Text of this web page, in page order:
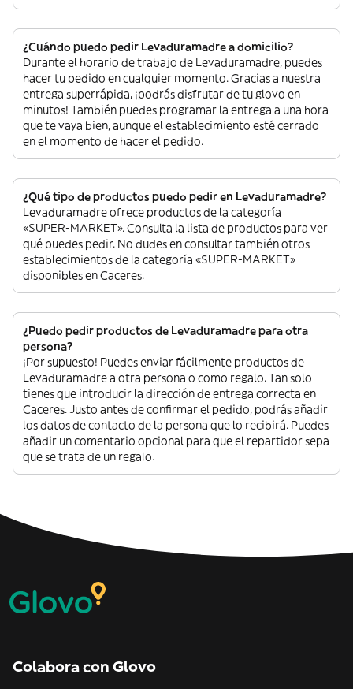
¿Cuándo puedo pedir Levaduramadre a domicilio?
Durante el horario de trabajo de Levaduramadre, puedes
hacer tu pedido en cualquier momento. Gracias a nuestra
entrega superrápida, ¡podrás disfrutar de tu glovo en
minutos! También puedes programar la entrega a una hora
que te vaya bien, aunque el establecimiento esté cerrado
en el momento de hacer el pedido.
¿Qué tipo de productos puedo pedir en Levaduramadre?
Levaduramadre ofrece productos de la categoría
«SUPER-MARKET». Consulta la lista de productos para ver
qué puedes pedir. No dudes en consultar también otros
establecimientos de la categoría «SUPER-MARKET»
disponibles en Caceres.
¿Puedo pedir productos de Levaduramadre para otra
persona?
¡Por supuesto! Puedes enviar fácilmente productos de
Levaduramadre a otra persona o como regalo. Tan solo
tienes que introducir la dirección de entrega correcta en
Caceres. Justo antes de confirmar el pedido, podrás añadir
los datos de contacto de la persona que lo recibirá. Puedes
añadir un comentario opcional para que el repartidor sepa
que se trata de un regalo.
Colabora con Glovo